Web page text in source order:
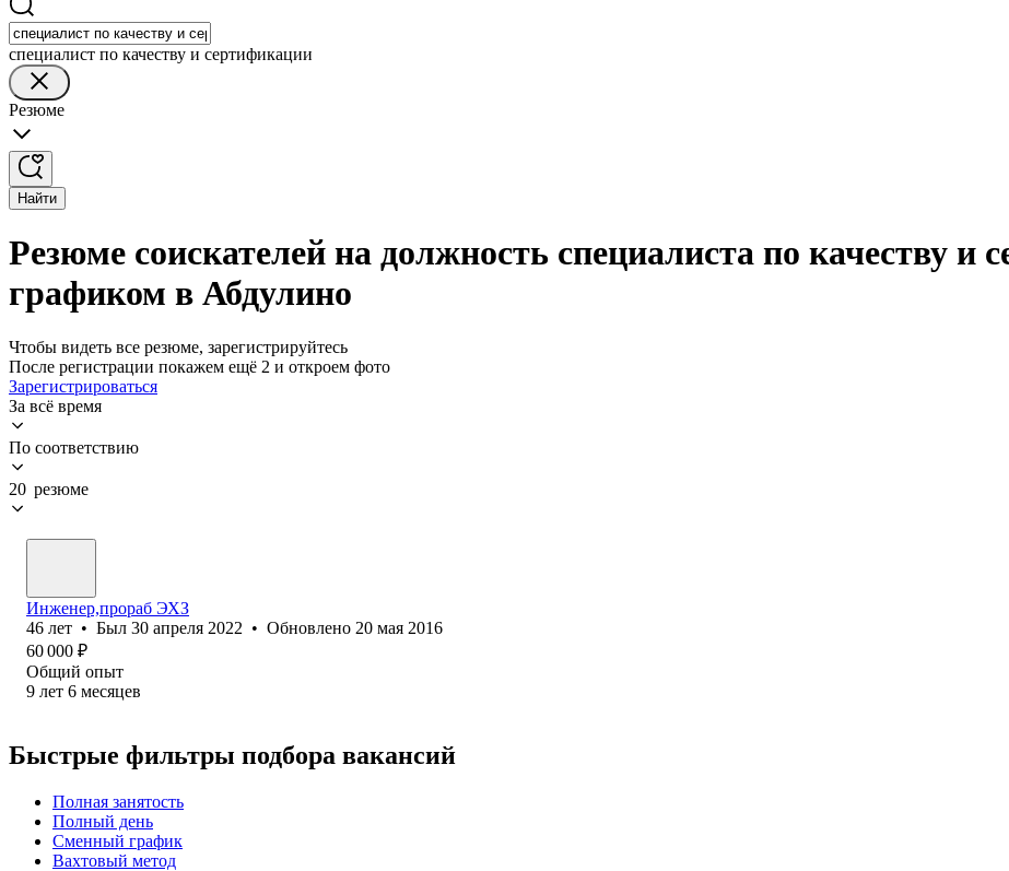
специалист по качеству и сертификации
Резюме
Найти
Резюме соискателей на должность специалиста по качеству и
графиком в Абдулино
Чтобы видеть все резюме, зарегистрируйтесь
После регистрации покажем ещё 2 и откроем фото
Зарегистрироваться
За всё время
По соответствию
20 резюме
Инженер,прораб ЭХЗ
46 лет • Был 30 апреля 2022 • Обновлено 20 мая 2016
60 000 ₽
Общий опыт
9 лет 6 месяцев
Быстрые фильтры подбора вакансий
Полная занятость
Полный день
Сменный график
Вахтовый метод